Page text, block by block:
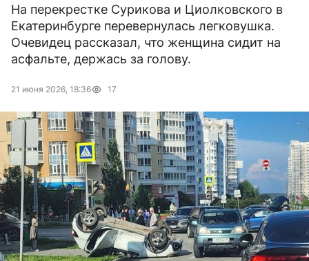
На перекрестке Сурикова и Циолковского в
Екатеринбурге перевернулась легковушка.
Очевидец рассказал, что женщина сидит на
асфальте, держась за голову.
21 июня 2026, 18:36 17